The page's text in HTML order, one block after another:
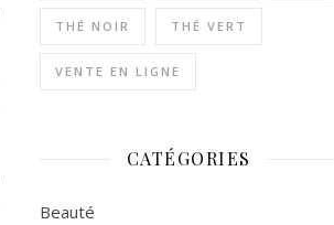
THÉ NOIR THÉ VERT
VENTE EN LIGNE
CATÉGORIES
Beauté